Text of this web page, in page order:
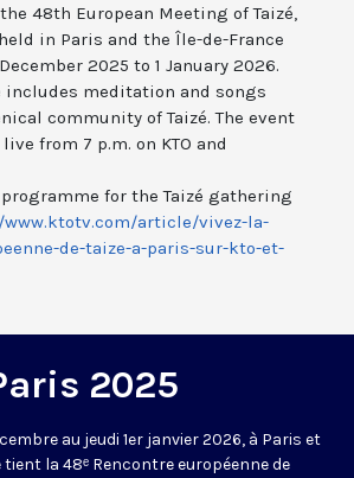
48th European Meeting of Taizé,
in Paris and the Île-de-France
2025 to 1 January 2026.
includes meditation and songs
community of Taizé. The event
from 7 p.m. on KTO and
programme for the Taizé gathering
article/vivez-la-
de-taize-a-paris-sur-kto-et-
2025
au jeudi 1er janvier 2026, à Paris et
tient la 48ᵉ Rencontre européenne de